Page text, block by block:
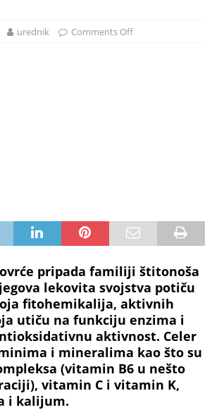
urednik Comments Off
pripada familiji štitonoša
lekovita svojstva potiču
fitohemikalija, aktivnih
utiču na funkciju enzima i
aktivnost. Celer
i mineralima kao što su
(vitamin B6 u nešto
vitamin C i vitamin K,
i kalijum.